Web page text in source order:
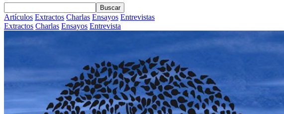
Buscar
Artículos Extractos Charlas Ensayos Entrevistas
Extractos Charlas Ensayos Entrevista